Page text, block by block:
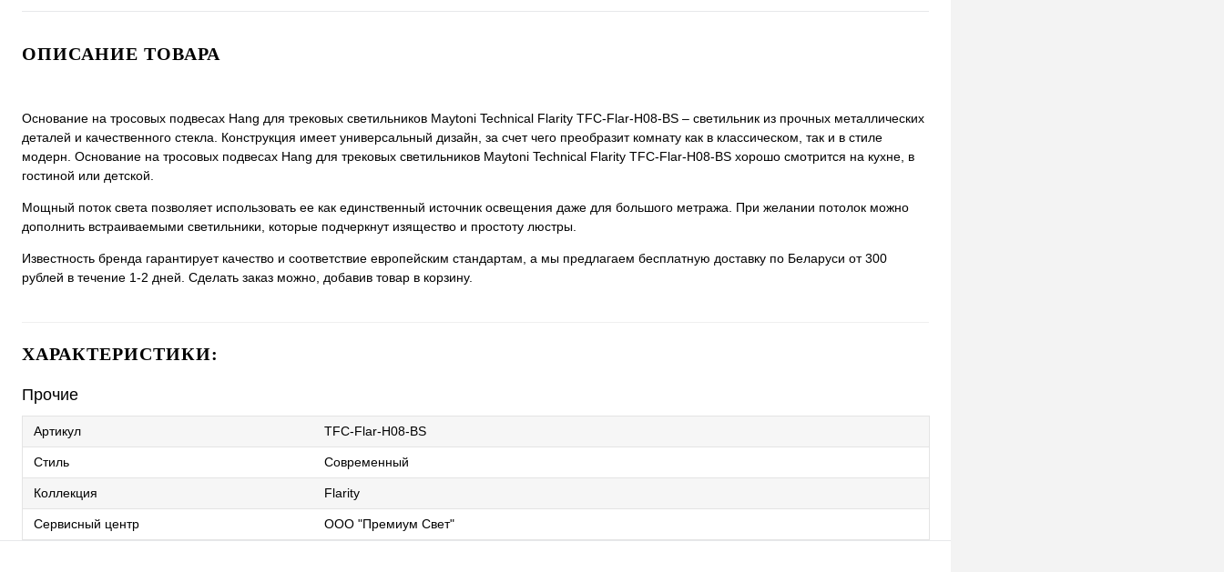
ОПИСАНИЕ ТОВАРА
Основание на тросовых подвесах Hang для трековых светильников Maytoni Technical Flarity TFC-Flar-H08-BS – светильник из прочных металлических
деталей и качественного стекла. Конструкция имеет универсальный дизайн, за счет чего преобразит комнату как в классическом, так и в стиле
модерн. Основание на тросовых подвесах Hang для трековых светильников Maytoni Technical Flarity TFC-Flar-H08-BS хорошо смотрится на кухне, в
гостиной или детской.
Мощный поток света позволяет использовать ее как единственный источник освещения даже для большого метража. При желании потолок можно
дополнить встраиваемыми светильники, которые подчеркнут изящество и простоту люстры.
Известность бренда гарантирует качество и соответствие европейским стандартам, а мы предлагаем бесплатную доставку по Беларуси от 300
рублей в течение 1-2 дней. Сделать заказ можно, добавив товар в корзину.
ХАРАКТЕРИСТИКИ:
Прочие
Артикул TFC-Flar-H08-BS
Стиль Современный
Коллекция Flarity
Сервисный центр ООО "Премиум Свет"